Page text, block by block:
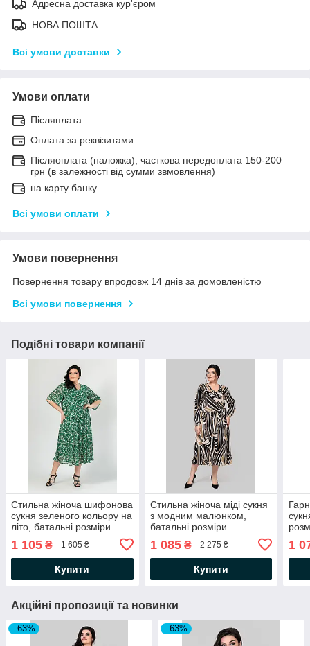
Адресна доставка кур'єром
НОВА ПОШТА
Всі умови доставки
Умови оплати
Післяплата
Оплата за реквізитами
Післяоплата (наложка), часткова передоплата 150-200
грн (в залежності від сумми звмовлення)
на карту банку
Всі умови оплати
Умови повернення
Повернення товару впродовж 14 днів за домовленістю
Всі умови повернення
Подібні товари компанії
Стильна жіноча шифонова
сукня зеленого кольору на
літо, батальні розміри
1 105 ₴ 1 605 ₴
Купити
Стильна жіноча міді сукня
з модним малюнком,
батальні розміри
1 085₴ 2 275 ₴
Купити
1
Акційні пропозиції та новинки
–63% –63%